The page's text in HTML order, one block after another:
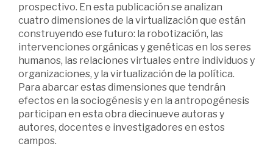
prospectivo. En esta publicación se analizan
cuatro dimensiones de la virtualización que están
construyendo ese futuro: la robotización, las
intervenciones orgánicas y genéticas en los seres
humanos, las relaciones virtuales entre individuos y
organizaciones, y la virtualización de la política.
Para abarcar estas dimensiones que tendrán
efectos en la sociogénesis y en la antropogénesis
participan en esta obra diecinueve autoras y
autores, docentes e investigadores en estos
campos.